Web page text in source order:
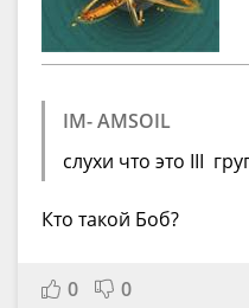
IM- AMSOIL
слухи что это III
Кто такой Боб?
0 0